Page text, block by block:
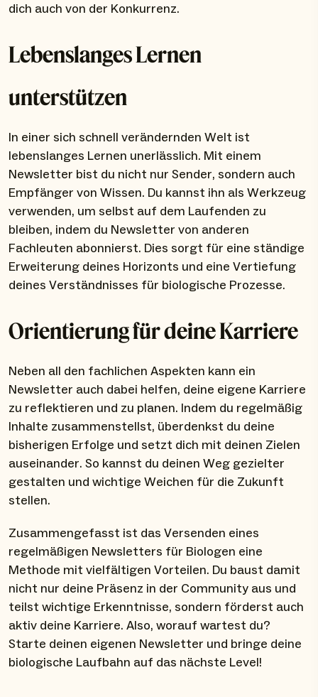
dich auch von der Konkurrenz.
Lebenslanges Lernen
unterstützen
In einer sich schnell verändernden Welt ist
lebenslanges Lernen unerlässlich. Mit einem
Newsletter bist du nicht nur Sender, sondern auch
Empfänger von Wissen. Du kannst ihn als Werkzeug
verwenden, um selbst auf dem Laufenden zu
bleiben, indem du Newsletter von anderen
Fachleuten abonnierst. Dies sorgt für eine ständige
Erweiterung deines Horizonts und eine Vertiefung
deines Verständnisses für biologische Prozesse.
Orientierung für deine Karriere
Neben all den fachlichen Aspekten kann ein
Newsletter auch dabei helfen, deine eigene Karriere
zu reflektieren und zu planen. Indem du regelmäßig
Inhalte zusammenstellst, überdenkst du deine
bisherigen Erfolge und setzt dich mit deinen Zielen
auseinander. So kannst du deinen Weg gezielter
gestalten und wichtige Weichen für die Zukunft
stellen.
Zusammengefasst ist das Versenden eines
regelmäßigen Newsletters für Biologen eine
Methode mit vielfältigen Vorteilen. Du baust damit
nicht nur deine Präsenz in der Community aus und
teilst wichtige Erkenntnisse, sondern förderst auch
aktiv deine Karriere. Also, worauf wartest du?
Starte deinen eigenen Newsletter und bringe deine
biologische Laufbahn auf das nächste Level!